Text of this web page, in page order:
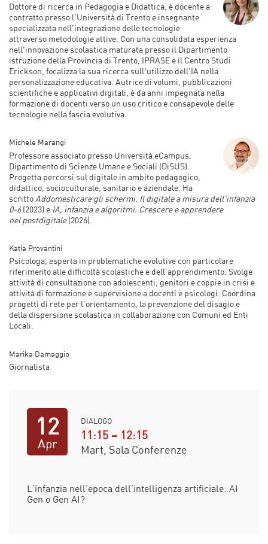
Dottore di ricerca in Pedagogia e Didattica, è docente a
contratto presso l’Università di Trento e insegnante
specializzata nell’integrazione delle tecnologie
attraverso metodologie attive. Con una consolidata esperienza
nell'innovazione scolastica maturata presso il Dipartimento
istruzione della Provincia di Trento, IPRASE e il Centro Studi
Erickson, focalizza la sua ricerca sull'utilizzo dell’IA nella
personalizzazione educativa. Autrice di volumi, pubblicazioni
scientifiche e applicativi digitali, è da anni impegnata nella
formazione di docenti verso un uso critico e consapevole delle
tecnologie nella fascia evolutiva.
Michele Marangi
Professore associato presso Università eCampus,
Dipartimento di Scienze Umane e Sociali (DiSUS).
Progetta percorsi sul digitale in ambito pedagogico,
didattico, socioculturale, sanitario e aziendale. Ha
scritto Addomesticare gli schermi. Il digitale a misura dell’infanzia
0-6(2023) e IA, infanzia e algoritmi. Crescere e apprendere
nelpostdigitale (2026)
Katia Provantini
Psicologa, esperta in problematiche evolutive con particolare
riferimento alle difficoltà scolastiche e dell’apprendimento. Svolge
attività di consultazione con adolescenti, genitori e coppie in crisi e
attività di formazione e supervisione a docenti e psicologi. Coordina
progetti di rete per l’orientamento, la prevenzione del disagio e
della dispersione scolastica in collaborazione con Comuni ed Enti
Locali.
Marika Damaggio
Giornalista
12
Apr
DIALOGO
11:15 – 12:15
Mart, Sala Conferenze
L’infanzia nell’epoca dell’intelligenza artificiale: AI
Gen o Gen AI?